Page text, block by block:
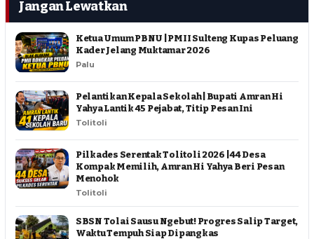
Jangan Lewatkan
Ketua Umum PBNU | PMII Sulteng Kupas Peluang
Kader Jelang Muktamar 2026
Palu
Pelantikan Kepala Sekolah | Bupati Amran Hi
Yahya Lantik 45 Pejabat, Titip Pesan Ini
Tolitoli
Pilkades Serentak Tolitoli 2026 | 44 Desa
Kompak Memilih, Amran Hi Yahya Beri Pesan
Menohok
Tolitoli
SBSN Tolai Sausu Ngebut! Progres Salip Target,
Waktu Tempuh Siap Dipangkas